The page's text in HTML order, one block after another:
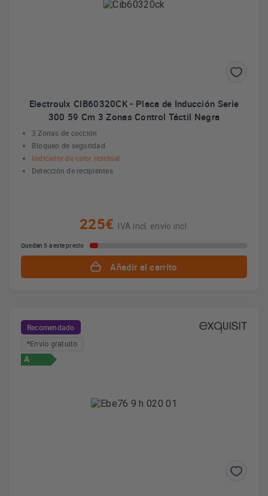
Electroulx CIB60320CK - Placa de Inducción Serie
300 59 Cm 3 Zonas Control Táctil Negra
3 Zonas de cocción
Bloqueo de seguridad
Indicador de calor residual
Detección de recipientes
225€ IVA incl. envío incl.
Quedan 5 a este precio
Añadir al carrito
Recomendado
*Envío gratuito
A